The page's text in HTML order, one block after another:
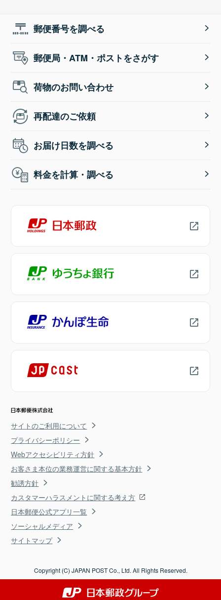
郵便番号を調べる
郵便局・ATM・ポストをさがす
荷物のお問い合わせ
再配達のご依頼
お届け日数を調べる
料金を計算・調べる
サイトのご利用について
プライバシーポリシー
Webアクセシビリティ方針
お客さま本位の業務運営に関する基本方針
勧誘方針
カスタマーハラスメントに関する考え方
日本郵便公式アプリ一覧
ソーシャルメディア
サイトマップ
Copyright (C) JAPAN POST Co., Ltd. All Rights Reserved.